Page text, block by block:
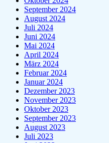
September 2024
August 2024
Juli 2024
Juni 2024
Mai 2024
April 2024
März 2024
Februar 2024
Januar 2024
Dezember 2023
November 2023
Oktober 2023
September 2023
August 2023
Juli 2023